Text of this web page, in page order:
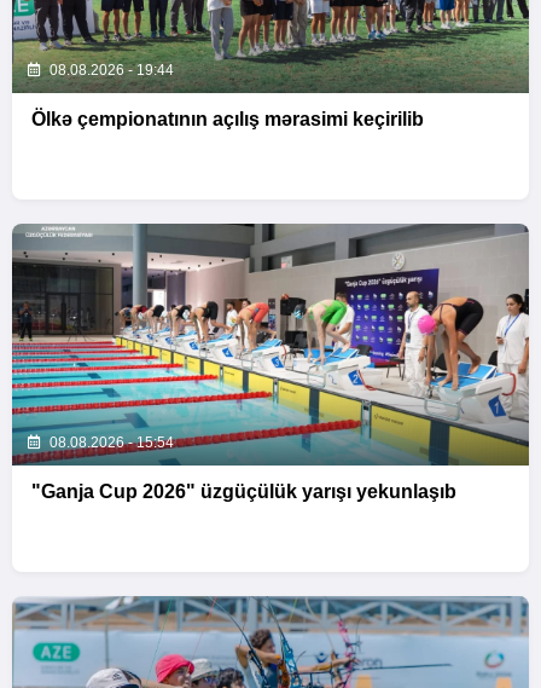
08.08.2026 - 19:44
Ölkə çempionatının açılış mərasimi keçirilib
08.08.2026 - 15:54
"Ganja Cup 2026" üzgüçülük yarışı yekunlaşıb